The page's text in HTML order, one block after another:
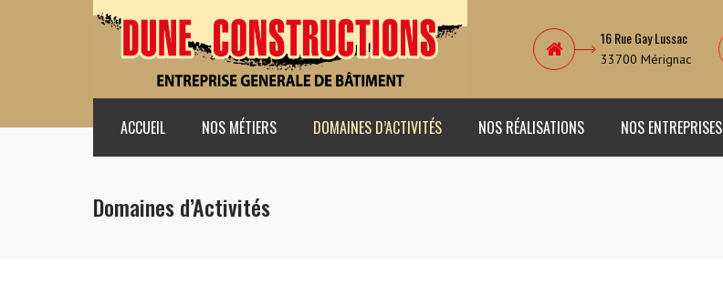
16 Rue Gay Lussac
33700 Mérignac
ACCUEIL NOS MÉTIERS DOMAINES D’ACTIVITÉS NOS RÉALISATIONS NOS ENTREPRISES
Domaines d’Activités